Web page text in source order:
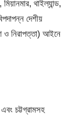
থাইল্যান্ড,
দেশীয়
ও নিরাপত্তা) আইনে
চট্টগ্রামসহ